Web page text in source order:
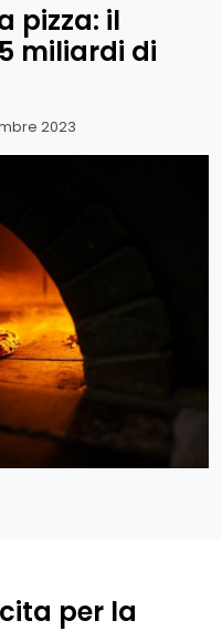
pizza: il
miliardi di
2023
per la